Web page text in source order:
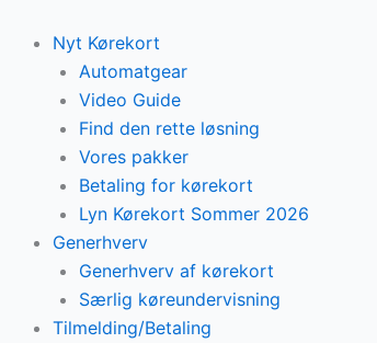
content
Nyt Kørekort
Automatgear
Video Guide
Find den rette løsning
Vores pakker
Betaling for kørekort
Lyn Kørekort Sommer 2026
Generhverv
Generhverv af kørekort
Særlig køreundervisning
Tilmelding/Betaling